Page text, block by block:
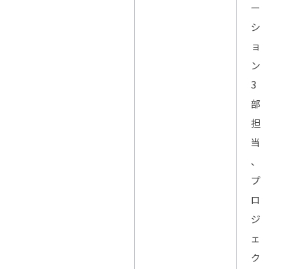
ー
シ
ョ
ン
3
部
担
当
、
プ
ロ
ジ
ェ
ク